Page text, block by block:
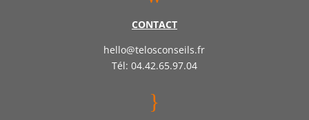
CONTACT
hello@telosconseils.fr
Tél: 04.42.65.97.04
}